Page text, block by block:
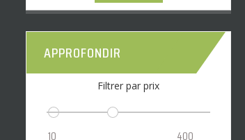
APPROFONDIR
Filtrer par prix